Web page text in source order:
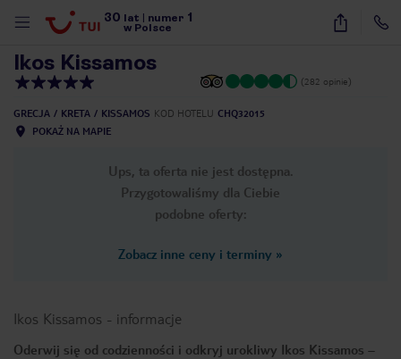
30 lat numer 1
w Polsce
13
Ikos Kissamos
(282 opinie)
GRECJA KRETA KISSAMOS KOD HOTELU CHQ32015
POKAŻ NA MAPIE
Ups, ta oferta nie jest dostępna.
Przygotowaliśmy dla Ciebie
podobne oferty:
Zobacz inne ceny i terminy »
Ikos Kissamos - informacje
Oderwij się od codzienności i odkryj urokliwy Ikos Kissamos –